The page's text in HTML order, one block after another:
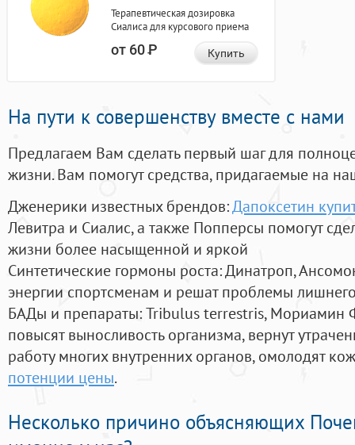
Терапевтическая дозировка
Сиалиса для курсового приема
от 60Р Купить
На пути к совершенству вместе с нами
Предлагаем Вам сделать первый шаг для
жизни. Вам помогут средства, придагаемые на
Дженерики известных брендов:Дапоксетин
Левитра и Сиалис, а также Попперсы помогут
жизни более насыщенной и яркой
Синтетические гормоны роста: Динатроп,
энергии спортсменам и решат проблемы
БАДы и препараты:Tribulus terrestris, Мориамин
повысят выносливость организма, вернут
работу многих внутренних органов, омолодят
потенции цены.
Несколько причино объясняющих